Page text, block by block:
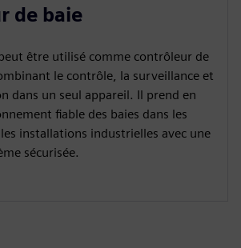
de baie
peut être utilisé comme contrôleur de
le contrôle, la surveillance et
dans un seul appareil. Il prend en
fiable des baies dans les
installations industrielles avec une
sécurisée.